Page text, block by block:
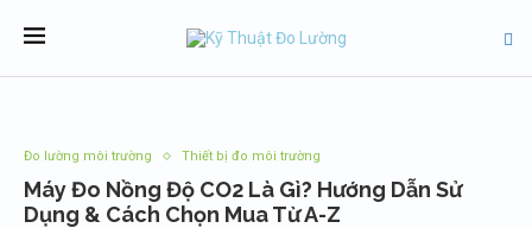
Đo lường môi trường Thiết bị đo môi trường
Máy Đo Nồng Độ CO2 Là Gì? Hướng Dẫn Sử
Dụng & Cách Chọn Mua Từ A-Z